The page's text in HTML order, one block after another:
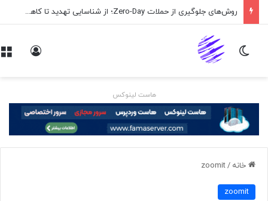
روش‌های جلوگیری از حملات Zero-Day؛ از شناسایی تهدید تا کاهش ریسک
تغییر پوسته
هاست لینوکس
خانه /
zoomit
zoomit